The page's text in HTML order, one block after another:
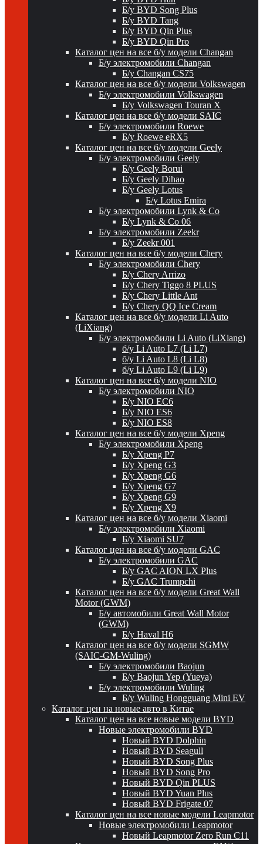
Б/у BYD Song Plus
Б/у BYD Tang
Б/у BYD Qin Plus
Б/у BYD Qin Pro
Каталог цен на все б/у модели Changan
Б/у электромобили Changan
Б/у Changan CS75
Каталог цен на все б/у модели Volkswagen
Б/у электромобили Volkswagen
Б/у Volkswagen Touran X
Каталог цен на все б/у модели SAIC
Б/у электромобили Roewe
Б/у Roewe eRX5
Каталог цен на все б/у модели Geely
Б/у электромобили Geely
Б/у Geely Borui
Б/у Geely Dihao
Б/у Geely Lotus
Б/у Lotus Emira
Б/у электромобили Lynk & Co
Б/у Lynk & Co 06
Б/у электромобили Zeekr
Б/у Zeekr 001
Каталог цен на все б/у модели Chery
Б/у электромобили Chery
Б/у Chery Arrizo
Б/у Chery Tiggo 8 PLUS
Б/у Chery Little Ant
Б/у Chery QQ Ice Cream
Каталог цен на все б/у модели Li Auto
(LiXiang)
Б/у электромобили Li Auto (LiXiang)
б/у Li Auto L7 (Li L7)
б/у Li Auto L8 (Li L8)
б/у Li Auto L9 (Li L9)
Каталог цен на все б/у модели NIO
Б/у электромобили NIO
Б/у NIO EC6
Б/у NIO ES6
Б/у NIO ES8
Каталог цен на все б/у модели Xpeng
Б/у электромобили Xpeng
Б/у Xpeng P7
Б/у Xpeng G3
Б/у Xpeng G6
Б/у Xpeng G7
Б/у Xpeng G9
Б/у Xpeng X9
Каталог цен на все б/у модели Xiaomi
Б/у электромобили Xiaomi
Б/у Xiaomi SU7
Каталог цен на все б/у модели GAC
Б/у электромобили GAC
Б/у GAC AION LX Plus
Б/у GAC Trumpchi
Каталог цен на все б/у модели Great Wall
Motor (GWM)
Б/у автомобили Great Wall Motor
(GWM)
Б/у Haval H6
Каталог цен на все б/у модели SGMW
(SAIC-GM-Wuling)
Б/у электромобили Baojun
Б/у Baojun Yep (Yueya)
Б/у электромобили Wuling
Б/у Wuling Hongguang Mini EV
Каталог цен на новые авто в Китае
Каталог цен на все новые модели BYD
Новые электромобили BYD
Новый BYD Dolphin
Новый BYD Seagull
Новый BYD Song Plus
Новый BYD Song Pro
Новый BYD Qin PLUS
Новый BYD Yuan Plus
Новый BYD Frigate 07
Каталог цен на все новые модели Leapmotor
Новые электромобили Leapmotor
Новый Leapmotor Zero Run C11